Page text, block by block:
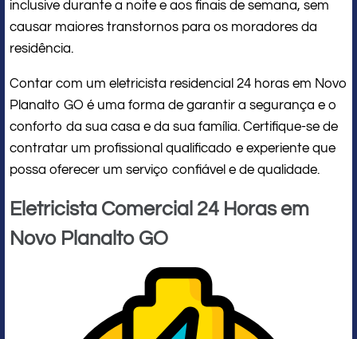
inclusive durante a noite e aos finais de semana, sem
causar maiores transtornos para os moradores da
residência.
Contar com um eletricista residencial 24 horas em Novo
Planalto GO é uma forma de garantir a segurança e o
conforto da sua casa e da sua família. Certifique-se de
contratar um profissional qualificado e experiente que
possa oferecer um serviço confiável e de qualidade.
Eletricista Comercial 24 Horas em
Novo Planalto GO